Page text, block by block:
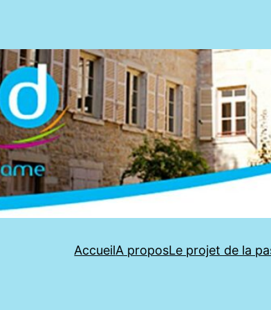
AccueilA proposLe projet de la